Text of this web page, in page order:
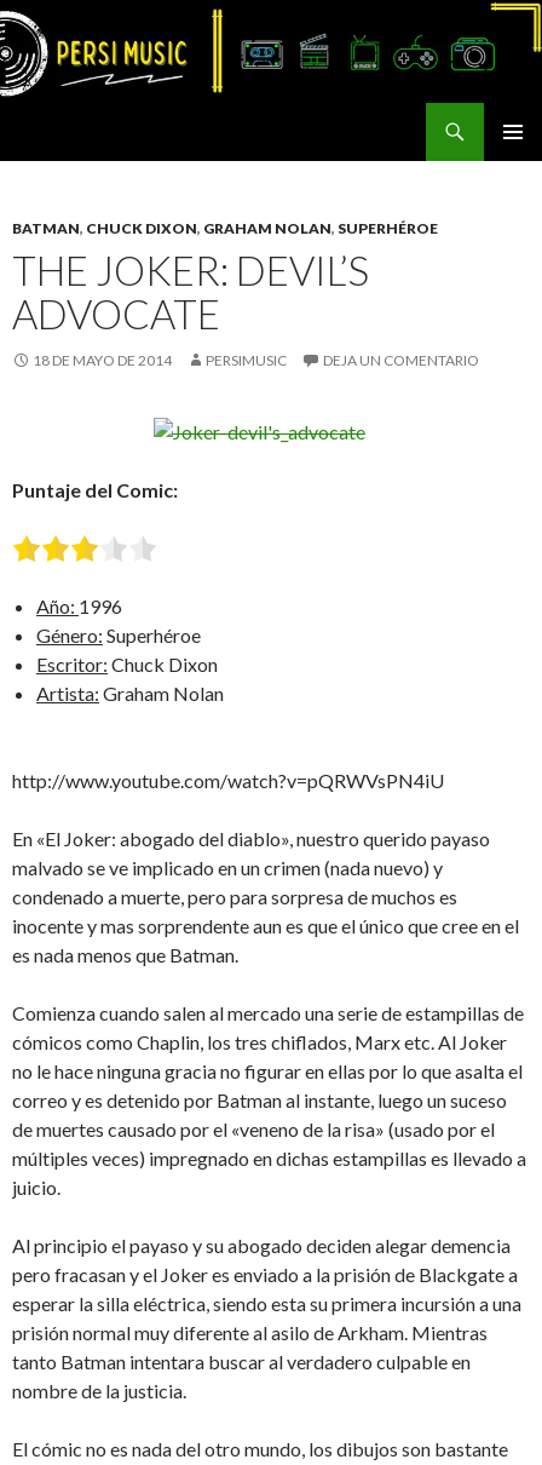
BATMAN, CHUCK DIXON, GRAHAM NOLAN, SUPERHÉROE
THE JOKER: DEVIL’S
ADVOCATE
18 DE MAYO DE 2014 PERSIMUSIC DEJA UN COMENTARIO
Puntaje del Comic:
Año: 1996
Género: Superhéroe
Escritor: Chuck Dixon
Artista: Graham Nolan
http://www.youtube.com/watch?v=pQRWVsPN4iU
En «El Joker: abogado del diablo», nuestro querido payaso
malvado se ve implicado en un crimen (nada nuevo) y
condenado a muerte, pero para sorpresa de muchos es
inocente y mas sorprendente aun es que el único que cree en el
es nada menos que Batman.
Comienza cuando salen al mercado una serie de estampillas de
cómicos como Chaplin, los tres chiflados, Marx etc. Al Joker
no le hace ninguna gracia no figurar en ellas por lo que asalta el
correo y es detenido por Batman al instante, luego un suceso
de muertes causado por el «veneno de la risa» (usado por el
múltiples veces) impregnado en dichas estampillas es llevado a
juicio.
Al principio el payaso y su abogado deciden alegar demencia
pero fracasan y el Joker es enviado a la prisión de Blackgate a
esperar la silla eléctrica, siendo esta su primera incursión a una
prisión normal muy diferente al asilo de Arkham. Mientras
tanto Batman intentara buscar al verdadero culpable en
nombre de la justicia.
El cómic no es nada del otro mundo, los dibujos son bastante